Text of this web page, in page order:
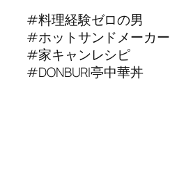
#料理経験ゼロの男
#ホットサンドメーカー
#家キャンレシピ
#DONBURI亭中華丼